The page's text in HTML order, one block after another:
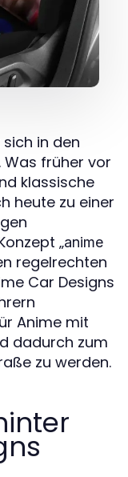
in den
früher vor
klassische
heute zu einer
„anime
regelrechten
Car Designs
Anime mit
dadurch zum
zu werden.